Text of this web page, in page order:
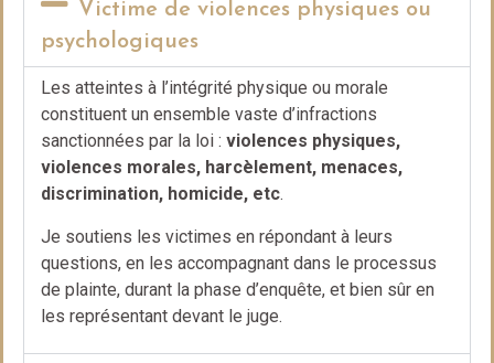
Victime de violences physiques ou
psychologiques
Les atteintes à l’intégrité physique ou morale
constituent un ensemble vaste d’infractions
sanctionnées par la loi : violences physiques,
violences morales, harcèlement, menaces,
discrimination, homicide, etc.
Je soutiens les victimes en répondant à leurs
questions, en les accompagnant dans le processus
de plainte, durant la phase d’enquête, et bien sûr en
les représentant devant le juge.